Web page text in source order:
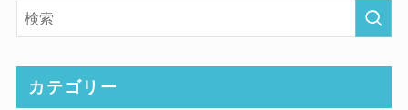
カテゴリー